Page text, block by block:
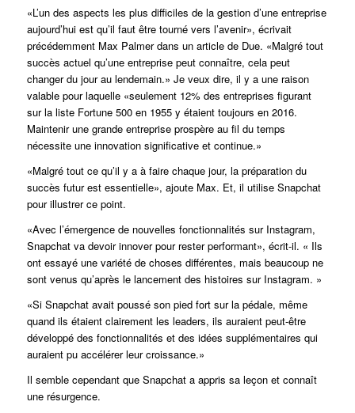
«L’un des aspects les plus difficiles de la gestion d’une entreprise
aujourd’hui est qu’il faut être tourné vers l’avenir», écrivait
précédemment Max Palmer dans un article de Due. «Malgré tout
succès actuel qu’une entreprise peut connaître, cela peut
changer du jour au lendemain.» Je veux dire, il y a une raison
valable pour laquelle «seulement 12% des entreprises figurant
sur la liste Fortune 500 en 1955 y étaient toujours en 2016.
Maintenir une grande entreprise prospère au fil du temps
nécessite une innovation significative et continue.»
«Malgré tout ce qu’il y a à faire chaque jour, la préparation du
succès futur est essentielle», ajoute Max. Et, il utilise Snapchat
pour illustrer ce point.
«Avec l’émergence de nouvelles fonctionnalités sur Instagram,
Snapchat va devoir innover pour rester performant», écrit-il. « Ils
ont essayé une variété de choses différentes, mais beaucoup ne
sont venus qu’après le lancement des histoires sur Instagram. »
«Si Snapchat avait poussé son pied fort sur la pédale, même
quand ils étaient clairement les leaders, ils auraient peut-être
développé des fonctionnalités et des idées supplémentaires qui
auraient pu accélérer leur croissance.»
Il semble cependant que Snapchat a appris sa leçon et connaît
une résurgence.